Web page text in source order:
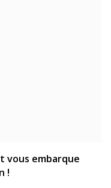
vous embarque
!